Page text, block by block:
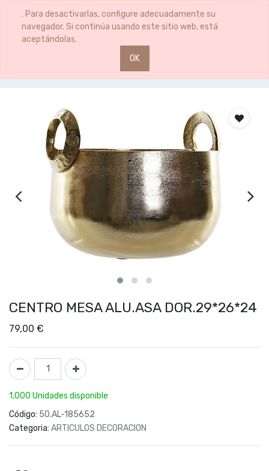
. Para desactivarlas, configure adecuadamente su
navegador. Si continúa usando este sitio web, está
aceptándolas.
OK
0 0
CENTRO MESA ALU.ASA DOR.29*26*24
CENTRO MESA ALU.ASA DOR.29*26*24
79,00 €
1,000 Unidades disponible
Código: 50.AL-185652
Categoria: ARTICULOS DECORACION